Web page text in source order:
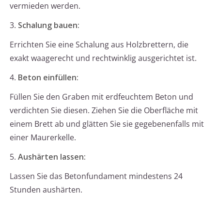
vermieden werden.
3. Schalung bauen:
Errichten Sie eine Schalung aus Holzbrettern, die
exakt waagerecht und rechtwinklig ausgerichtet ist.
4. Beton einfüllen:
Füllen Sie den Graben mit erdfeuchtem Beton und
verdichten Sie diesen. Ziehen Sie die Oberfläche mit
einem Brett ab und glätten Sie sie gegebenenfalls mit
einer Maurerkelle.
5. Aushärten lassen:
Lassen Sie das Betonfundament mindestens 24
Stunden aushärten.